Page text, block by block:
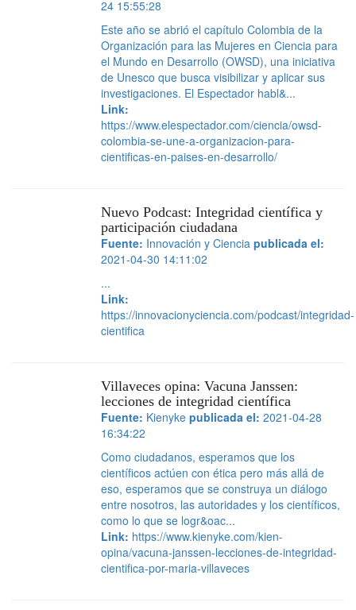
24 15:55:28
Este año se abrió el capítulo Colombia de la
Organización para las Mujeres en Ciencia para
el Mundo en Desarrollo (OWSD), una iniciativa
de Unesco que busca visibilizar y aplicar sus
investigaciones. El Espectador habl&...
Link:
https://www.elespectador.com/ciencia/owsd-
colombia-se-une-a-organizacion-para-
cientificas-en-paises-en-desarrollo/
Nuevo Podcast: Integridad científica y
participación ciudadana
Fuente: Innovación y Ciencia publicada el:
2021-04-30 14:11:02
...
Link:
https://innovacionyciencia.com/podcast/integridad-
cientifica
Villaveces opina: Vacuna Janssen:
lecciones de integridad científica
Fuente: Kienyke publicada el: 2021-04-28
16:34:22
Como ciudadanos, esperamos que los
científicos actúen con ética pero más allá de
eso, esperamos que se construya un diálogo
entre nosotros, las autoridades y los científicos,
como lo que se logr&oac...
Link: https://www.kienyke.com/kien-
opina/vacuna-janssen-lecciones-de-integridad-
cientifica-por-maria-villaveces